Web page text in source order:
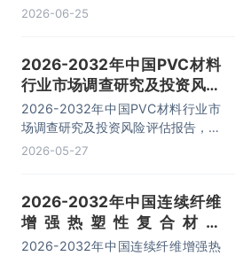
业、加码研发，在助力AI产业壮大的
2026-06-25
2026-2032年中国PVC材料
行业市场调查研究及投资风险
评估报告
2026-2032年中国PVC材料行业市
场调查研究及投资风险评估报告，主
要包括行业竞争格局分析、重点企业
2026-05-27
2026-2032年中国连续纤维
增强热塑性复合材料
（CFRTP）行业市场深度分
2026-2032年中国连续纤维增强热